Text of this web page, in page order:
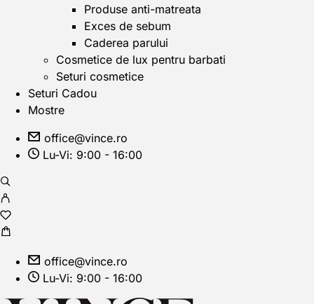
Produse anti-matreata
Exces de sebum
Caderea parului
Cosmetice de lux pentru barbati
Seturi cosmetice
Seturi Cadou
Mostre
office@vince.ro
Lu-Vi: 9:00 - 16:00
office@vince.ro
Lu-Vi: 9:00 - 16:00